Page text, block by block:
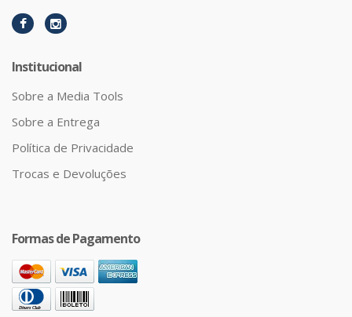
Institucional
Sobre a Media Tools
Sobre a Entrega
Política de Privacidade
Trocas e Devoluções
Formas de Pagamento